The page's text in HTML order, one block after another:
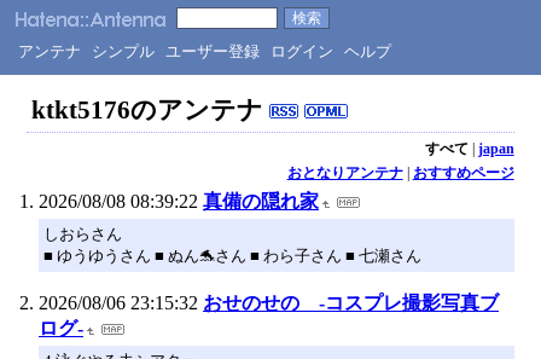
アンテナ シンプル ユーザー登録 ログイン ヘルプ
ktkt5176のアンテナ
すべて | japan
おとなりアンテナ| おすすめページ
2026/08/08 08:39:22 真備の隠れ家
しおらさん
■ ゆうゆうさん ■ ぬん🐬さん ■ わら子さん ■ 七瀬さん
2026/08/06 23:15:32 おせのせの -コスプレ撮影写真ブ
ログ-